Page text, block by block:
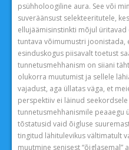
psühholoogiline aura. See või
suveräänsust selekteeritutele,
ellujäämisinstinkti mõjul
tuntava võimumustri joonistada,
esinduskogus piisavalt toetust
tunnetusmehhanism on siiani
olukorra muutumist ja sellele
vajadust, aga üllatas väga, et
perspektiiv ei läinud
tunnetusmehhanismile peaaegu
tõstatusid vaid õigluse
tingitud lähitulevikus vältimatult
muutmine senisest “õiglasemal”